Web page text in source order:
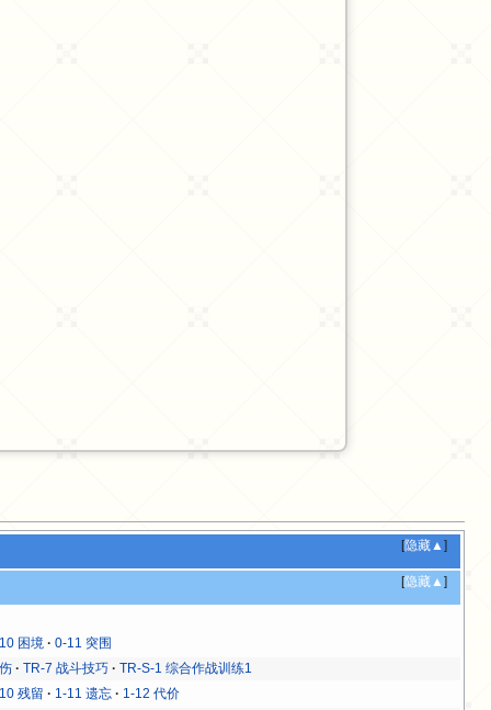
[隐藏▲]
[隐藏▲]
困境
0-11 突围
TR-7 战斗技巧
TR-S-1 综合作战训练1
残留
1-11 遗忘 1-12 代价